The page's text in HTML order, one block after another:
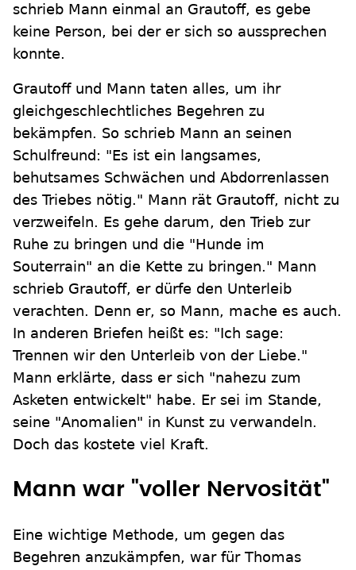
schrieb Mann einmal an Grautoff, es gebe
keine Person, bei der er sich so aussprechen
konnte.
Grautoff und Mann taten alles, um ihr
gleichgeschlechtliches Begehren zu
bekämpfen. So schrieb Mann an seinen
Schulfreund: "Es ist ein langsames,
behutsames Schwächen und Abdorrenlassen
des Triebes nötig." Mann rät Grautoff, nicht zu
verzweifeln. Es gehe darum, den Trieb zur
Ruhe zu bringen und die "Hunde im
Souterrain" an die Kette zu bringen." Mann
schrieb Grautoff, er dürfe den Unterleib
verachten. Denn er, so Mann, mache es auch.
In anderen Briefen heißt es: "Ich sage:
Trennen wir den Unterleib von der Liebe."
Mann erklärte, dass er sich "nahezu zum
Asketen entwickelt" habe. Er sei im Stande,
seine "Anomalien" in Kunst zu verwandeln.
Doch das kostete viel Kraft.
Mann war "voller Nervosität"
Eine wichtige Methode, um gegen das
Begehren anzukämpfen, war für Thomas